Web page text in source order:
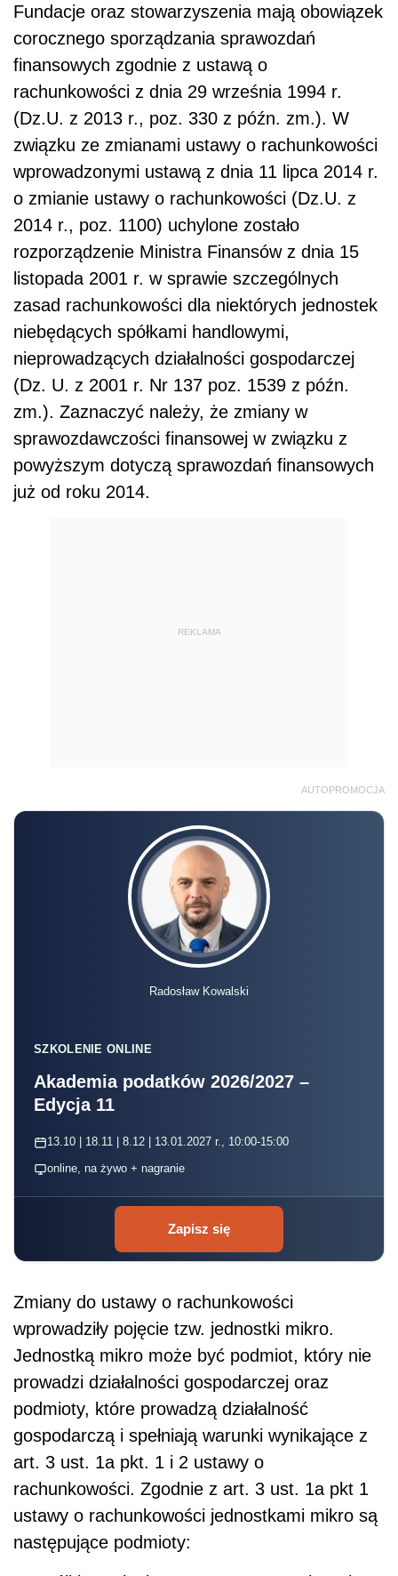
Fundacje oraz stowarzyszenia mają obowiązek
corocznego sporządzania sprawozdań
finansowych zgodnie z ustawą o
rachunkowości z dnia 29 września 1994 r.
(Dz.U. z 2013 r., poz. 330 z późn. zm.). W
związku ze zmianami ustawy o rachunkowości
wprowadzonymi ustawą z dnia 11 lipca 2014 r.
o zmianie ustawy o rachunkowości (Dz.U. z
2014 r., poz. 1100) uchylone zostało
rozporządzenie Ministra Finansów z dnia 15
listopada 2001 r. w sprawie szczególnych
zasad rachunkowości dla niektórych jednostek
niebędących spółkami handlowymi,
nieprowadzących działalności gospodarczej
(Dz. U. z 2001 r. Nr 137 poz. 1539 z późn.
zm.). Zaznaczyć należy, że zmiany w
sprawozdawczości finansowej w związku z
powyższym dotyczą sprawozdań finansowych
już od roku 2014.
REKLAMA
AUTOPROMOCJA
Radosław Kowalski
SZKOLENIE ONLINE
Akademia podatków 2026/2027 –
Edycja 11
13.10 | 18.11 | 8.12 | 13.01.2027 r., 10:00-15:00
online, na żywo + nagranie
Zapisz się
Zmiany do ustawy o rachunkowości
wprowadziły pojęcie tzw. jednostki mikro.
Jednostką mikro może być podmiot, który nie
prowadzi działalności gospodarczej oraz
podmioty, które prowadzą działalność
gospodarczą i spełniają warunki wynikające z
art. 3 ust. 1a pkt. 1 i 2 ustawy o
rachunkowości. Zgodnie z art. 3 ust. 1a pkt 1
ustawy o rachunkowości jednostkami mikro są
następujące podmioty: